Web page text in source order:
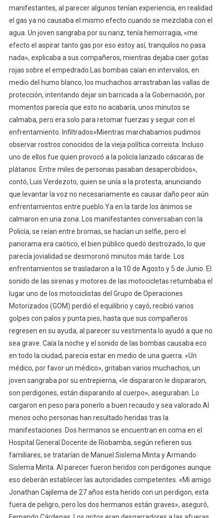
manifestantes, al parecer algunos tenían experiencia, en realidad
el gas ya no causaba el mismo efecto cuando se mezclaba con el
agua. Un joven sangraba por su nariz, tenía hemorragia, «me
efecto el aspirar tanto gas por eso estoy así, tranquilos no pasa
nada», explicaba a sus compañeros, mientras dejaba caer gotas
rojas sobre el empedrado.Las bombas caían en intervalos, en
medio del humo blanco, los muchachos arrastraban las vallas de
protección, intentando dejar sin barricada a la Gobernación, por
momentos parecía que esto no acabaría, unos minutos se
calmaba, pero era solo para retomar fuerzas y seguir con el
enfrentamiento. Infiltrados»Mientras marchabamos pudimos
observar rostros conocidos de la vieja política correista. Incluso
uno de ellos fue quien provocó a la policía lanzado cáscaras de
plátanos. Entre miles de personas pasaban desapercibidos»,
contó, Luis Verdezoto, quien se unía a la protesta, anunciando
que levantar la voz no necesariamente es causar daño peor aún
enfrentamientos entre pueblo.Ya en la tarde los ánimos se
calmaron en una zona. Los manifestantes conversaban con la
Policía, se reían entre bromas, se hacían un selfie, pero el
panorama era caótico, el bien público quedó destrozado, lo que
parecía jovialidad se desmoronó minutos más tarde. Los
enfrentamientos se trasladaron a la 10 de Agosto y 5 de Junio. El
sonido de las sirenas y motores de las motocicletas retumbaba el
lugar uno de los motociclistas del Grupo de Operaciones
Motorizados (GOM) perdió el equilibrio y cayó, recibió varios
golpes con palos y punta pies, hasta que sus compañeros
regresen en su ayuda, al parecer su vestimenta lo ayudó a que no
sea grave. Caía la noche y el sonido de las bombas causaba eco
en todo la ciudad, parecía estar en medio de una guerra. «Un
médico, por favor un médico», gritaban varios muchachos, un
joven sangraba por su entrepierna, «le dispararon le dispararon,
son perdigones, están disparando al cuerpo», aseguraban. Lo
cargaron en peso para ponerlo a buen recaudo y sea valorado.Al
menos ocho personas han resultado heridas tras la
manifestaciones. Dos hermanos se encuentran en coma en el
Hospital General Docente de Riobamba, según refieren sus
familiares, se tratarían de Manuel Sislema Minta y Armando
Sislema Minta. Al parecer fueron heridos con perdigones aunque
eso deberán establecer las autoridades competentes. «Mi amigo
Jonathan Cajilema de 27 años esta herido con un perdigon, esta
fuera de peligro, pero los dos hermanos están graves», aseguró,